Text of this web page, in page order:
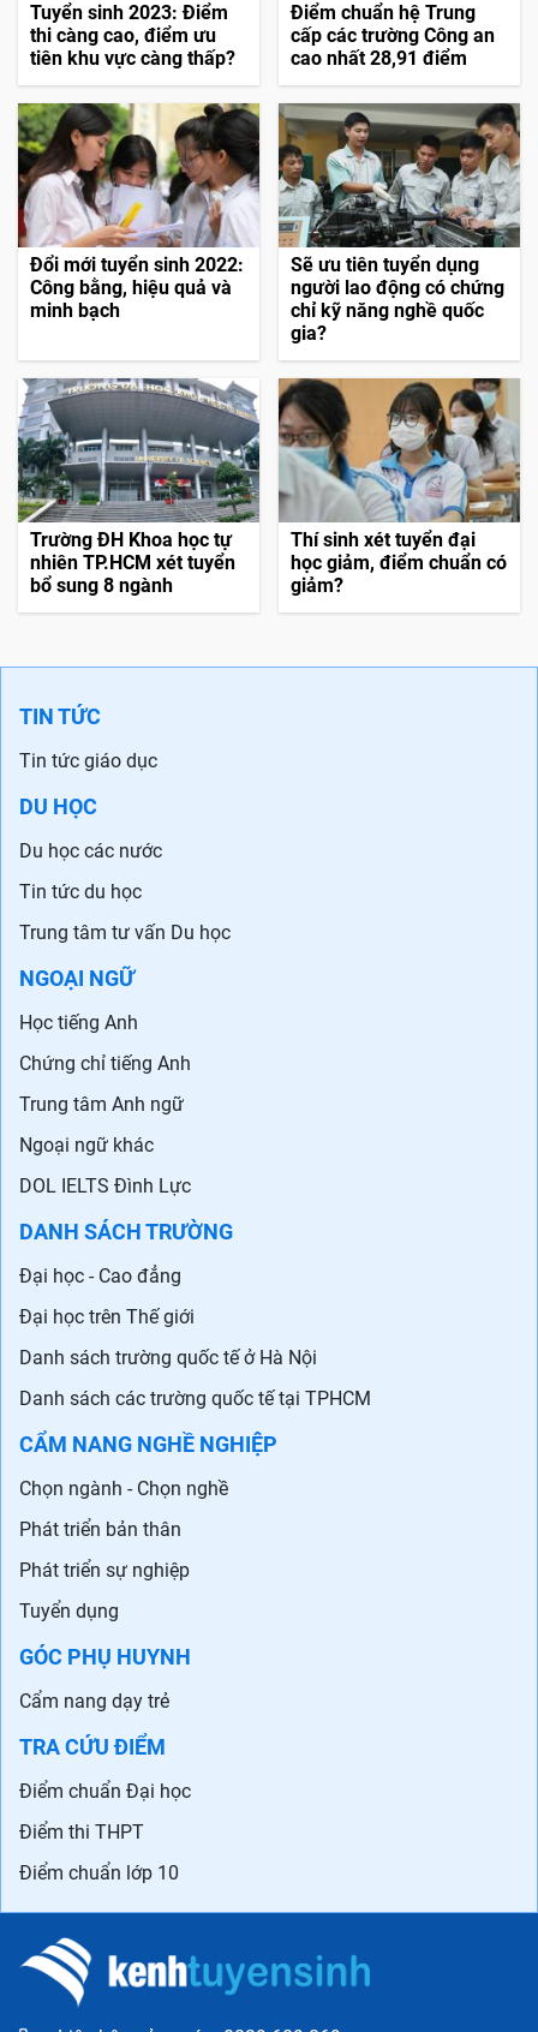
Tuyển sinh 2023: Điểm
thi càng cao, điểm ưu
tiên khu vực càng thấp?
Điểm chuẩn hệ Trung
cấp các trường Công an
cao nhất 28,91 điểm
Đổi mới tuyển sinh 2022:
Công bằng, hiệu quả và
minh bạch
Sẽ ưu tiên tuyển dụng
người lao động có chứng
chỉ kỹ năng nghề quốc
gia?
Trường ĐH Khoa học tự
nhiên TP.HCM xét tuyển
bổ sung 8 ngành
Thí sinh xét tuyển đại
học giảm, điểm chuẩn có
giảm?
TIN TỨC
Tin tức giáo dục
DU HỌC
Du học các nước
Tin tức du học
Trung tâm tư vấn Du học
NGOẠI NGỮ
Học tiếng Anh
Chứng chỉ tiếng Anh
Trung tâm Anh ngữ
Ngoại ngữ khác
DOL IELTS Đình Lực
DANH SÁCH TRƯỜNG
Đại học - Cao đẳng
Đại học trên Thế giới
Danh sách trường quốc tế ở Hà Nội
Danh sách các trường quốc tế tại TPHCM
CẨM NANG NGHỀ NGHIỆP
Chọn ngành - Chọn nghề
Phát triển bản thân
Phát triển sự nghiệp
Tuyển dụng
GÓC PHỤ HUYNH
Cẩm nang dạy trẻ
TRA CỨU ĐIỂM
Điểm chuẩn Đại học
Điểm thi THPT
Điểm chuẩn lớp 10